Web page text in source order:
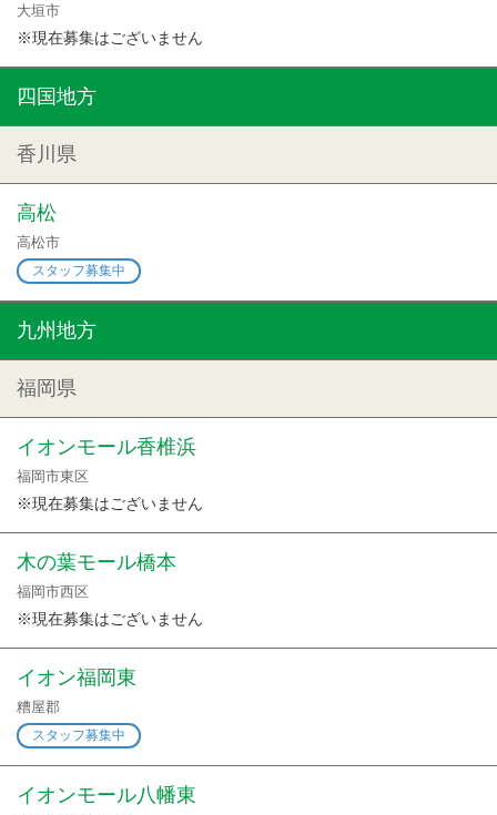
大垣市
※現在募集はございません
四国地方
香川県
高松市
高松
スタッフ募集中
九州地方
福岡県
福岡市東区
イオンモール香椎浜
※現在募集はございません
福岡市西区
木の葉モール橋本
※現在募集はございません
糟屋郡
イオン福岡東
スタッフ募集中
イオンモール八幡東